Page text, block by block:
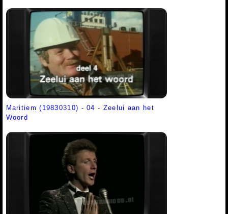
Maritiem (19830310) - 04 - Zeelui aan het
Woord